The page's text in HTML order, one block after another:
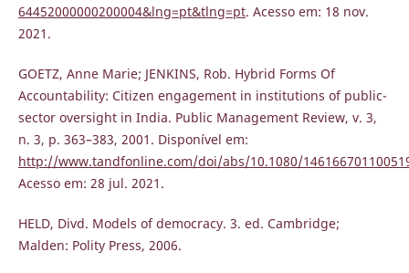
64452000000200004&lng=pt&tlng=pt. Acesso em: 18 nov.
2021.
GOETZ, Anne Marie; JENKINS, Rob. Hybrid Forms Of
Accountability: Citizen engagement in institutions of public-
sector oversight in India. Public Management Review, v. 3,
n. 3, p. 363–383, 2001. Disponível em:
http://www.tandfonline.com/doi/abs/10.1080/
Acesso em: 28 jul. 2021.
HELD, Divd. Models of democracy. 3. ed. Cambridge;
Malden: Polity Press, 2006.